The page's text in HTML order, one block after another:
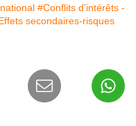
#Conflits d’intérêts -
secondaires-risques